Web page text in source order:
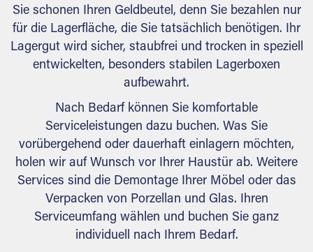
Sie schonen Ihren Geldbeutel, denn Sie bezahlen nur
für die Lagerfläche, die Sie tatsächlich benötigen. Ihr
Lagergut wird sicher, staubfrei und trocken in speziell
entwickelten, besonders stabilen Lagerboxen
aufbewahrt.
Nach Bedarf können Sie komfortable
Serviceleistungen dazu buchen. Was Sie
vorübergehend oder dauerhaft einlagern möchten,
holen wir auf Wunsch vor Ihrer Haustür ab. Weitere
Services sind die Demontage Ihrer Möbel oder das
Verpacken von Porzellan und Glas. Ihren
Serviceumfang wählen und buchen Sie ganz
individuell nach Ihrem Bedarf.